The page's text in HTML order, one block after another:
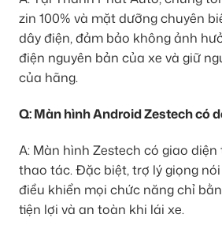
zin 100% và mặt dưỡng chuyên
dây điện, đảm bảo không ảnh
điện nguyên bản của xe và giữ
của hãng.
Q: Màn hình Android Zestech có
A: Màn hình Zestech có giao
thao tác. Đặc biệt, trợ lý giọng
điều khiển mọi chức năng chỉ
tiện lợi và an toàn khi lái xe.